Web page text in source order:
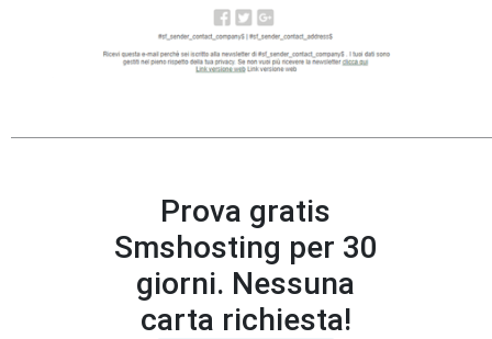
Prova gratis
Smshosting per 30
giorni. Nessuna
carta richiesta!